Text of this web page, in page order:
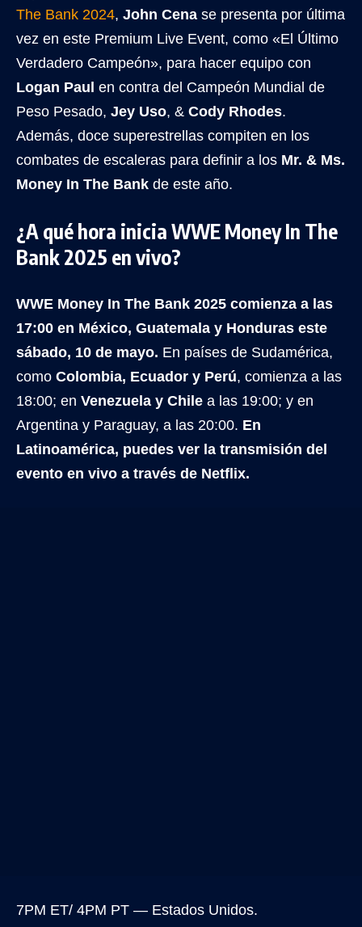
The Bank 2024, John Cena se presenta por última
vez en este Premium Live Event, como «El Último
Verdadero Campeón», para hacer equipo con
Logan Paul en contra del Campeón Mundial de
Peso Pesado, Jey Uso, & Cody Rhodes.
Además, doce superestrellas compiten en los
combates de escaleras para definir a los Mr. & Ms.
Money In The Bank de este año.
¿A qué hora inicia WWE Money In The
Bank 2025 en vivo?
WWE Money In The Bank 2025 comienza a las
17:00 en México, Guatemala y Honduras este
sábado, 10 de mayo. En países de Sudamérica,
como Colombia, Ecuador y Perú, comienza a las
18:00; en Venezuela y Chile a las 19:00; y en
Argentina y Paraguay, a las 20:00. En
Latinoamérica, puedes ver la transmisión del
evento en vivo a través de Netflix.
7PM ET/ 4PM PT — Estados Unidos.